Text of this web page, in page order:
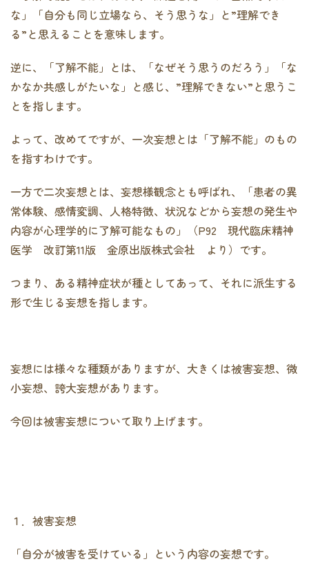
な」「自分も同じ立場なら、そう思うな」と”理解でき
る”と思えることを意味します。
逆に、「了解不能」とは、「なぜそう思うのだろう」「な
かなか共感しがたいな」と感じ、”理解できない”と思うこ
とを指します。
よって、改めてですが、一次妄想とは「了解不能」のもの
を指すわけです。
一方で二次妄想とは、妄想様観念とも呼ばれ、「患者の異
常体験、感情変調、人格特徴、状況などから妄想の発生や
内容が心理学的に了解可能なもの」（P92 現代臨床精神
医学 改訂第11版 金原出版株式会社 より）です。
つまり、ある精神症状が種としてあって、それに派生する
形で生じる妄想を指します。
妄想には様々な種類がありますが、大きくは被害妄想、微
小妄想、誇大妄想があります。
今回は被害妄想について取り上げます。
１．被害妄想
「自分が被害を受けている」という内容の妄想です。